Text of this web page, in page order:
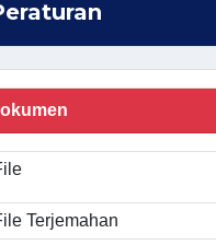
Terjemahan